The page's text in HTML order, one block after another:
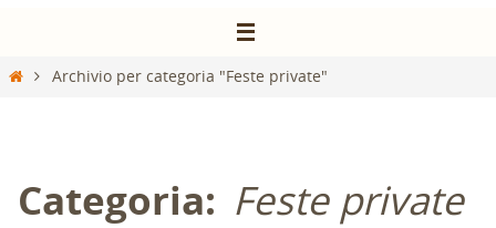
HomeArchivio per categoria "Feste private"
Categoria: Feste private